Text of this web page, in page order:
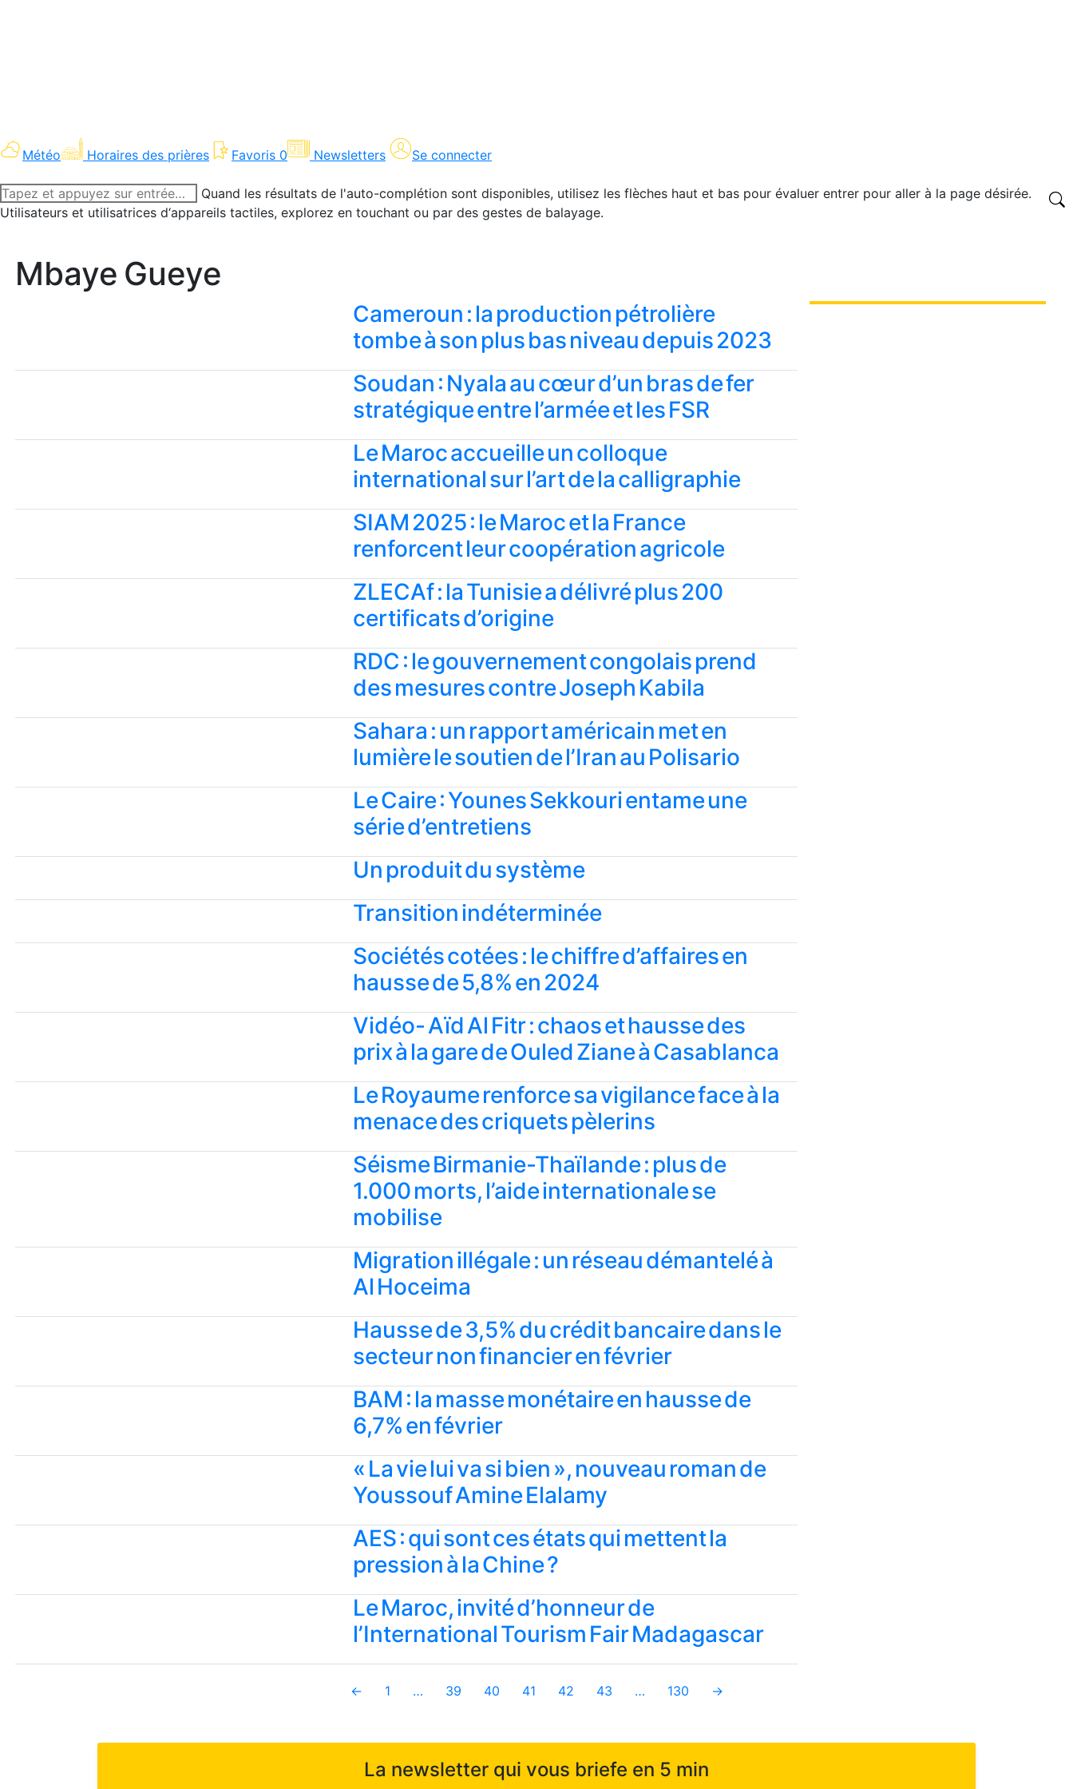
Météo Horaires des prières Favoris 0 Newsletters Se connecter
Recherche
:
Quand les résultats de l'auto-complétion sont disponibles, utilisez les flèches haut et bas pour évaluer entrer pour aller à la page désirée.
Utilisateurs et utilisatrices d‘appareils tactiles, explorez en touchant ou par des gestes de balayage.
Mbaye Gueye
Cameroun : la production pétrolière
tombe à son plus bas niveau depuis 2023
Soudan : Nyala au cœur d’un bras de fer
stratégique entre l’armée et les FSR
Le Maroc accueille un colloque
international sur l’art de la calligraphie
SIAM 2025 : le Maroc et la France
renforcent leur coopération agricole
ZLECAf : la Tunisie a délivré plus 200
certificats d’origine
RDC : le gouvernement congolais prend
des mesures contre Joseph Kabila
Sahara : un rapport américain met en
lumière le soutien de l’Iran au Polisario
Le Caire : Younes Sekkouri entame une
série d’entretiens
Un produit du système
Transition indéterminée
Sociétés cotées : le chiffre d’affaires en
hausse de 5,8% en 2024
Vidéo- Aïd Al Fitr : chaos et hausse des
prix à la gare de Ouled Ziane à Casablanca
Le Royaume renforce sa vigilance face à la
menace des criquets pèlerins
Séisme Birmanie-Thaïlande : plus de
1.000 morts, l’aide internationale se
mobilise
Migration illégale : un réseau démantelé à
Al Hoceima
Hausse de 3,5% du crédit bancaire dans le
secteur non financier en février
BAM : la masse monétaire en hausse de
6,7% en février
« La vie lui va si bien », nouveau roman de
Youssouf Amine Elalamy
AES : qui sont ces états qui mettent la
pression à la Chine ?
Le Maroc, invité d’honneur de
l’International Tourism Fair Madagascar
← 1 … 39 40 41 42 43 … 130 →
La newsletter qui vous briefe en 5 min